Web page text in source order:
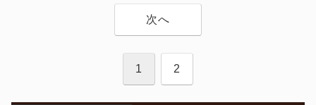
次へ
1 2